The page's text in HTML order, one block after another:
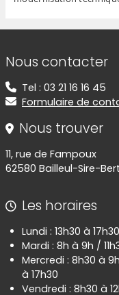
Informations
Nous contacter
Tel : 03 21 16 16 45
Formulaire de
Nous trouver
11, rue de Fampoux
62580 Bailleul-Sire-
Les horaires
Lundi : 13h30 à 17h30
Mardi : 8h à 9h /
Mercredi : 8h30 à
à 17h30
Vendredi : 8h30 à